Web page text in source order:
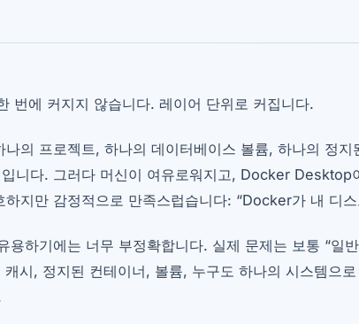
번에 커지지 않습니다. 레이어 단위로 커집니다.
의 프로젝트, 하나의 데이터베이스 볼륨, 하나의 정지
니다. 그러다 머신이 여유로워지고, Docker Desktop
지만 감정적으로 만족스럽습니다: “Docker가 내 디
용하기에는 너무 부정확합니다. 실제 문제는 보통 “일
시, 정지된 컨테이너, 볼륨, 누구도 하나의 시스템으